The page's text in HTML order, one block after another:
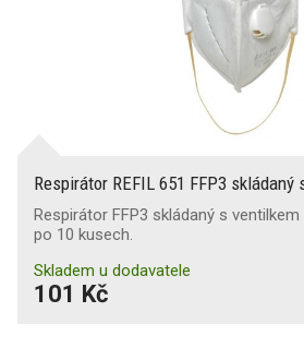
Respirátor REFIL 651 FFP3 skládaný
Respirátor FFP3 skládaný s
po 10 kusech.
Skladem u dodavatele
101 Kč